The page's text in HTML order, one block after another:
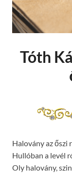
Tóth
Halovány az őszi
Hullóban a levél
Oly halovány,